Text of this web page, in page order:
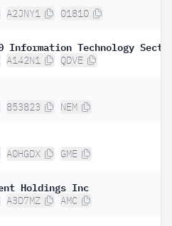
A2JNY1 01810
A142N1 QDVE
853823 NEM
A0HGDX GME
Holdings Inc
A3D7MZ AMC